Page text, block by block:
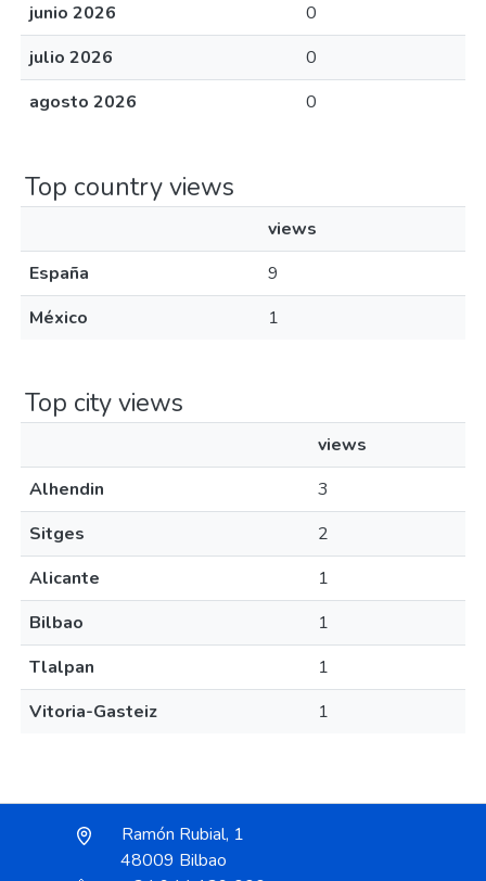
junio 2026
0
julio 2026
0
agosto 2026
0
Top country views
views
España
9
México
1
Top city views
views
Alhendin
3
Sitges
2
Alicante
1
Bilbao
1
Tlalpan
1
Vitoria-Gasteiz
1
Ramón Rubial, 1
48009 Bilbao